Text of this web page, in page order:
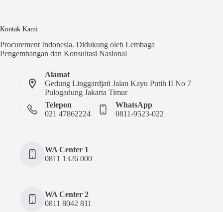
Kontak Kami
Procurement Indonesia. Didukung oleh Lembaga
Pengembangan dan Konsultasi Nasional
Alamat
Gedung Linggardjati Jalan Kayu Putih II No 7
Pulogadung Jakarta Timur
Telepon
021 47862224
WhatsApp
0811-9523-022
WA Center 1
0811 1326 000
WA Center 2
0811 8042 811